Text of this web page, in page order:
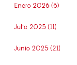
Enero 2026 (6)
Julio 2025 (11)
Junio 2025 (21)